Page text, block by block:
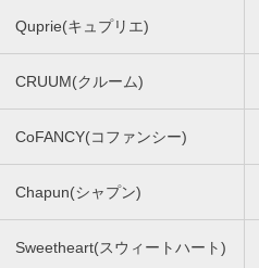
Quprie(キュプリエ)
CRUUM(クルーム)
CoFANCY(コファンシー)
Chapun(シャプン)
Sweetheart(スウィートハート)